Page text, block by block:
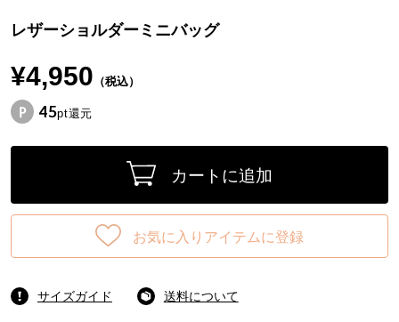
レザーショルダーミニバッグ
¥4,950 （税込）
45pt還元
カートに追加
お気に入りアイテムに登録
サイズガイド 送料について